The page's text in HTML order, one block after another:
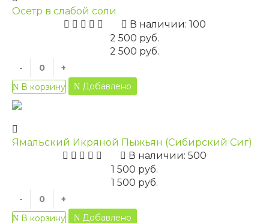
Осетр в слабой соли
В наличии: 100
2 500 руб.
2 500 руб.
-
+
В корзину
Добавлено
Ямальский Икряной Пыжьян (Сибирский Сиг)
В наличии: 500
1 500 руб.
1 500 руб.
-
+
В корзину
Добавлено